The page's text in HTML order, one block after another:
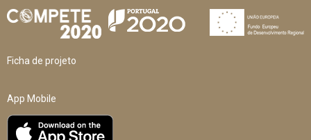
Ficha de projeto
App Mobile